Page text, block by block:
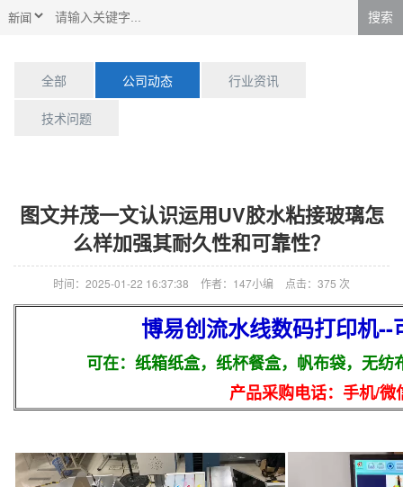
搜索
全部 公司动态 行业资讯
技术问题
图文并茂一文认识运用UV胶水粘接玻璃怎
么样加强其耐久性和可靠性？
时间：2025-01-22 16:37:38 作者：147小编 点击： 375 次
博易创流水线数码打印机
可在：纸箱纸盒，纸杯餐盒，帆布袋，无
产品采购电话：手机/